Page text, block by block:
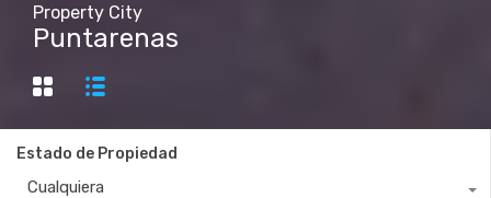
Property City
Puntarenas
Estado de Propiedad
Cualquiera